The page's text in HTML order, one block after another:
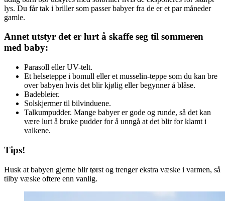
lys. Du får tak i briller som passer babyer fra de er et par måneder
gamle.
Annet utstyr det er lurt å skaffe seg til sommeren
med baby:
Parasoll eller UV-telt.
Et helseteppe i bomull eller et musselin-teppe som du kan bre
over babyen hvis det blir kjølig eller begynner å blåse.
Badebleier.
Solskjermer til bilvinduene.
Talkumpudder. Mange babyer er gode og runde, så det kan
være lurt å bruke pudder for å unngå at det blir for klamt i
valkene.
Tips!
Husk at babyen gjerne blir tørst og trenger ekstra væske i varmen, så
tilby væske oftere enn vanlig.